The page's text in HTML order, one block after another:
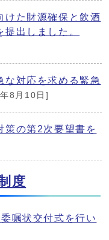
けた財源確保と飲酒
出しました。
な対応を求める緊急
8月10日]
策の第2次要望書を
度
嘱状交付式を行い